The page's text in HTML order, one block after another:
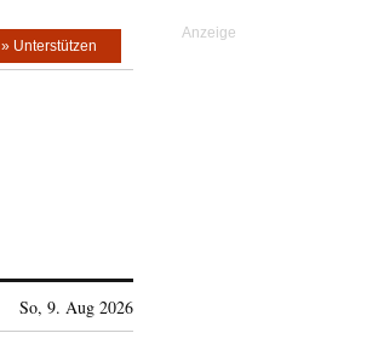
» Unterstützen
So, 9. Aug 2026